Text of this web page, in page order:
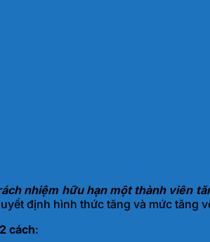
nhiệm hữu hạn một thành viên
định hình thức tăng và mức tăng
cách: